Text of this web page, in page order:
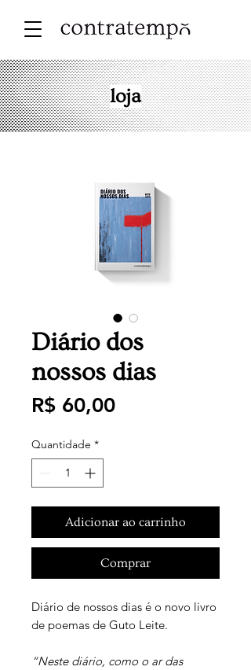
loja
Diário dos
nossos dias
R$ 60,00Preço
Quantidade *
Adicionar ao carrinho
Comprar
Diário de nossos dias é o novo livro
de poemas de Guto Leite.
“Neste diário, como o ar das